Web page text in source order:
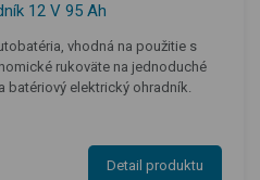
12 V 95 Ah
vhodná na použitie s
rukoväte na jednoduché
batériový elektrický ohradník.
Detail produktu